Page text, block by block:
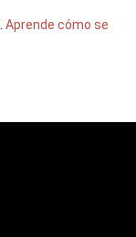
Aprende cómo se